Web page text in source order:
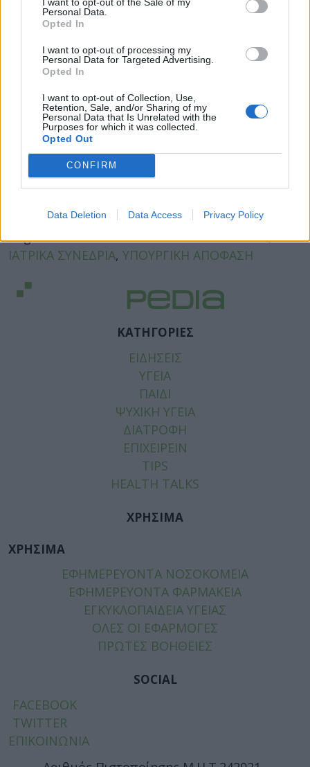
Personal Data.
Opted In
I want to opt-out of processing my
Personal Data for Targeted Advertising.
Opted In
I want to opt-out of Collection, Use,
Retention, Sale, and/or Sharing of my
Personal Data that Is Unrelated with the
Purposes for which it was collected.
Opted Out
CONFIRM
Data Deletion Data Access Privacy Policy
Twitter
Tags:ΑΛΛΑΓΕΣ ΣΤΗ ΔΙΕΞΑΓΩΓΗ ΣΥΝΕΔΡΙΩΝ,
ΙΑΤΡΙΚΑ ΣΥΝΕΔΡΙΑ, ΥΠΟΥΡΓΙΚΗ ΑΠΟΦΑΣΗ
ΚΑΤΗΓΟΡΙΕΣ
ΕΙΔΗΣΕΙΣ
ΥΓΕΙΑ
ΠΑΙΔΙ
ΨΥΧΙΚΗ ΥΓΕΙΑ
ΔΙΑΤΡΟΦΗ
ΕΠΙΧΕΙΡΕΙΝ
TIPS
HEALTH TALKS
ΧΡΗΣΙΜΑ
ΧΡΗΣΙΜΑ
ΕΦΗΜΕΡΕΥΟΝΤΑ ΝΟΣΟΚΟΜΕΙΑ
ΕΦΗΜΕΡΕΥΟΝΤΑ ΦΑΡΜΑΚΕΙΑ
ΕΓΚΥΚΛΟΠΑΙΔΕΙΑ ΥΓΕΙΑΣ
ΟΛΕΣ ΟΙ ΕΦΑΡΜΟΓΕΣ
ΠΡΩΤΕΣ ΒΟΗΘΕΙΕΣ
SOCIAL
FACEBOOK
TWITTER
ΕΠΙΚΟΙΝΩΝΙΑ